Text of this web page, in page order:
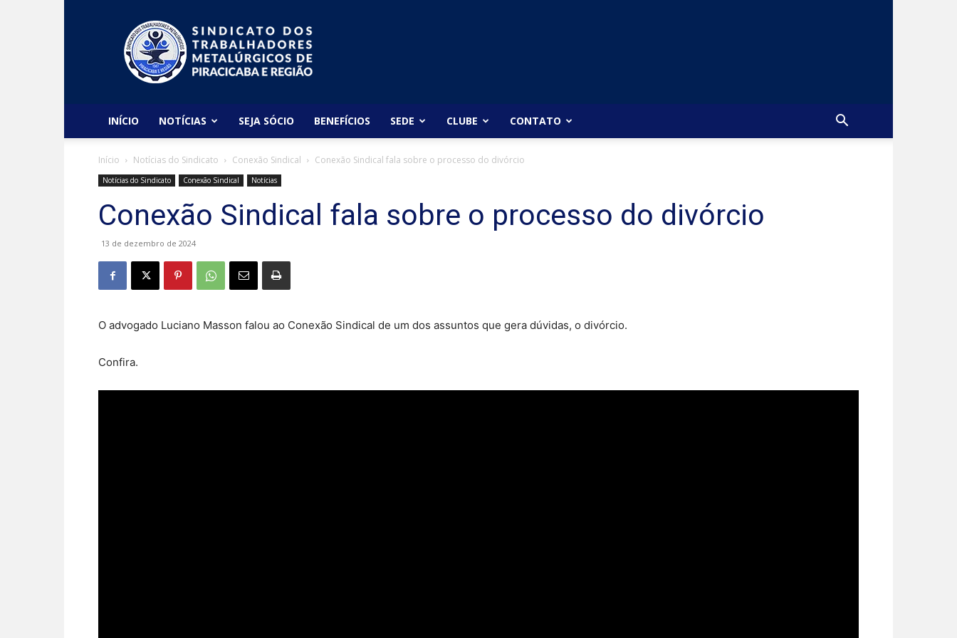
Sindicato
dos
Metalúrgicos
de
Região
INÍCIO NOTÍCIAS SEJA SÓCIO BENEFÍCIOS SEDE CLUBE CONTATO
Início Notícias do Sindicato Conexão Sindical Conexão Sindical fala sobre o processo do divórcio
Notícias do Sindicato Conexão Sindical Notícias
Conexão Sindical fala sobre o processo do divórcio
13 de dezembro de 2024
O advogado Luciano Masson falou ao Conexão Sindical de um dos assuntos que gera dúvidas, o divórcio.
Confira.